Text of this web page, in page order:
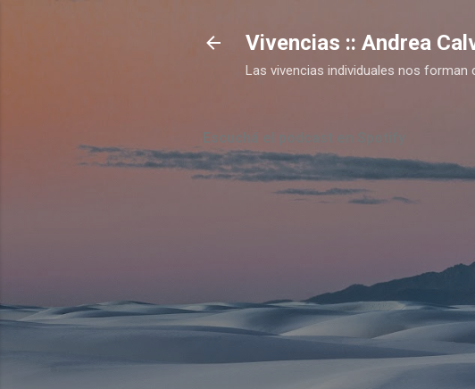
Vivencias :: Andrea
Las vivencias individuales nos